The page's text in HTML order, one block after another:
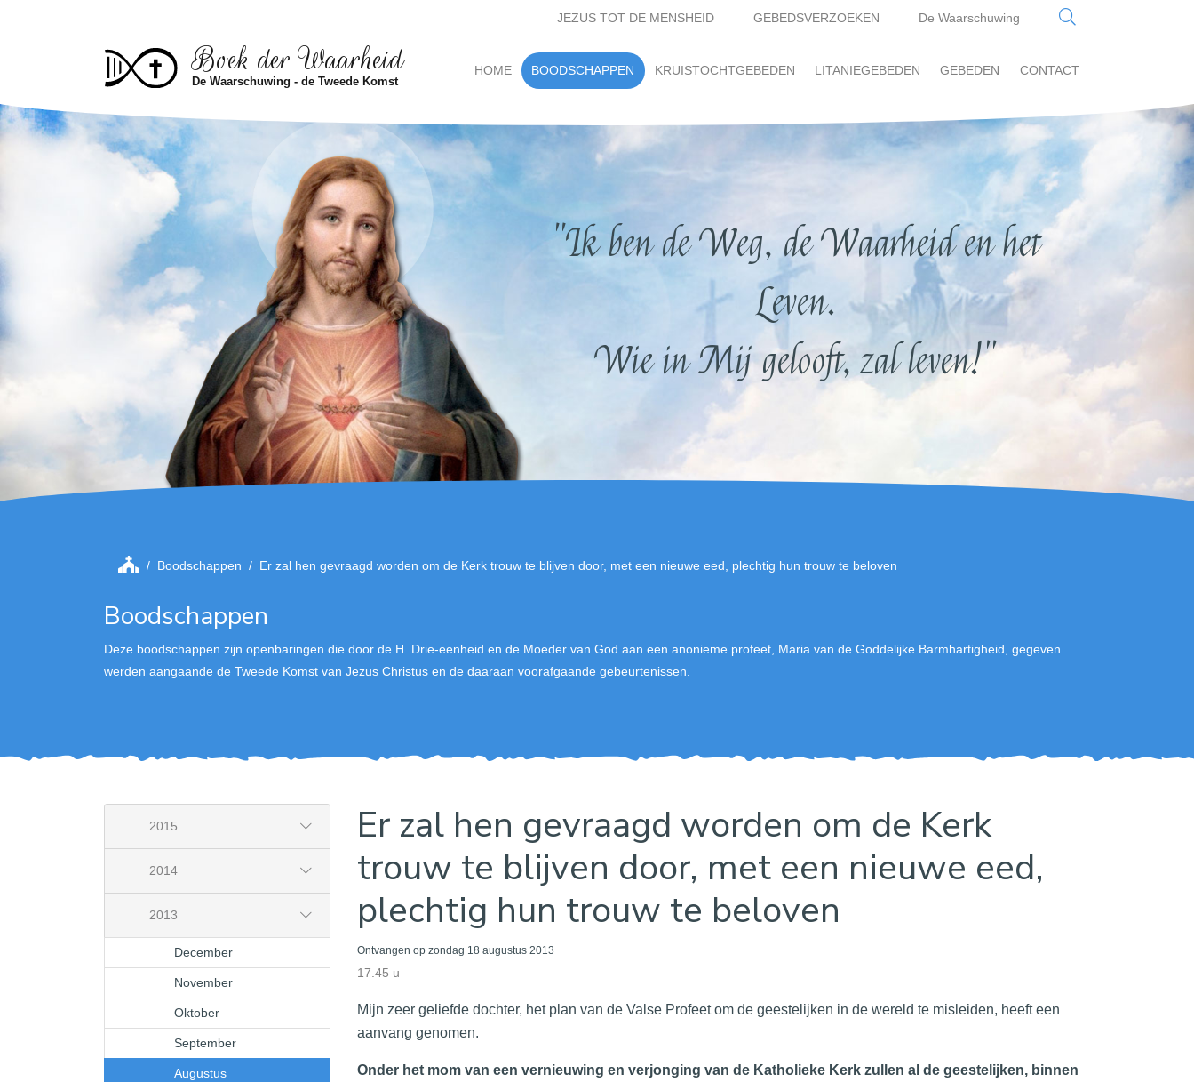
JEZUS TOT DE MENSHEID GEBEDSVERZOEKEN De Waarschuwing
Boek der Waarheid
De Waarschuwing - de Tweede Komst
HOME BOODSCHAPPEN (current)
KRUISTOCHTGEBEDEN LITANIEGEBEDEN GEBEDEN CONTACT
"Ik ben de Weg, de Waarheid en het
Leven.
Wie in Mij gelooft, zal leven!"
Boodschappen Er zal hen gevraagd worden om de Kerk trouw te blijven door, met een nieuwe eed, plechtig hun trouw te beloven
Boodschappen
Deze boodschappen zijn openbaringen die door de H. Drie-eenheid en de Moeder van God aan een anonieme profeet, Maria van de Goddelijke Barmhartigheid, gegeven
werden aangaande de Tweede Komst van Jezus Christus en de daaraan voorafgaande gebeurtenissen.
2015
2014
2013
December
November
Oktober
September
Augustus
Er zal hen gevraagd worden om de Kerk
trouw te blijven door, met een nieuwe eed,
plechtig hun trouw te beloven
Ontvangen op zondag 18 augustus 2013
17.45 u
Mijn zeer geliefde dochter, het plan van de Valse Profeet om de geestelijken in de wereld te misleiden, heeft een
aanvang genomen.
Onder het mom van een vernieuwing en verjonging van de Katholieke Kerk zullen al de geestelijken, binnen